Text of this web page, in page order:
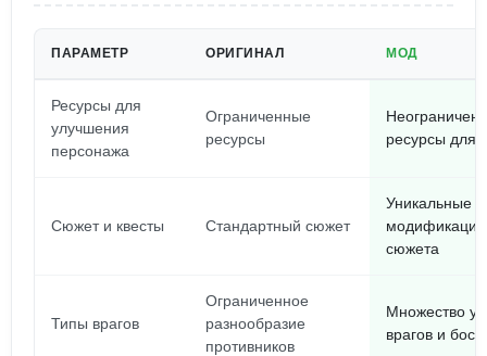
ПАРАМЕТР ОРИГИНАЛ МОД
Ресурсы для
улучшения
персонажа
Ограниченные
ресурсы
ресурсы для
Сюжет и квесты Стандартный сюжет
Уникальные
сюжета
Типы врагов
Ограниченное
разнообразие
противников
Множество
врагов и